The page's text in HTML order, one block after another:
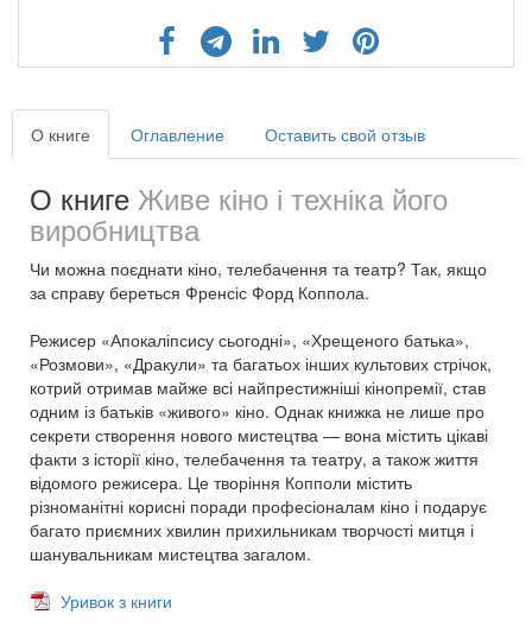
О книге Оглавление Оставить свой отзыв
О книге Живе кіно і техніка його
виробництва
Чи можна поєднати кіно, телебачення та театр? Так, якщо
за справу береться Френсіс Форд Коппола.
Режисер «Апокаліпсису сьогодні», «Хрещеного батька»,
«Розмови», «Дракули» та багатьох інших культових стрічок,
котрий отримав майже всі найпрестижніші кінопремії, став
одним із батьків «живого» кіно. Однак книжка не лише про
секрети створення нового мистецтва — вона містить цікаві
факти з історії кіно, телебачення та театру, а також життя
відомого режисера. Це творіння Копполи містить
різноманітні корисні поради професіоналам кіно і подарує
багато приємних хвилин прихильникам творчості митця і
шанувальникам мистецтва загалом.
Уривок з книги